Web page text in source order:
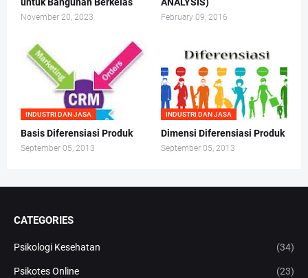
untuk Bangunan Berkelas
November 20, 2023
ANALYSIS)
February 09, 2016
INDUSTRI DAN JASA
Basis Diferensiasi Produk
September 05, 2013
INDUSTRI DAN JASA
Dimensi Diferensiasi Produk
September 05, 2013
CATEGORIES
Psikologi Kesehatan (34)
Psikotes Online (23)